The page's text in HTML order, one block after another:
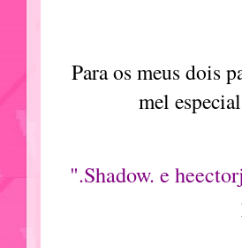
Para os meus dois
mel
".Shadow. e